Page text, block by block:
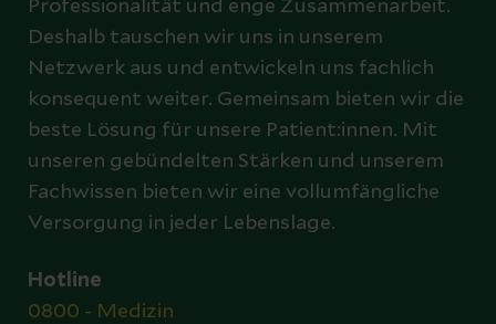
Professionalität und enge Zusammenarbeit.
Deshalb tauschen wir uns in unserem
Netzwerk aus und entwickeln uns fachlich
konsequent weiter. Gemeinsam bieten wir die
beste Lösung für unsere Patient:innen. Mit
unseren gebündelten Stärken und unserem
Fachwissen bieten wir eine vollumfängliche
Versorgung in jeder Lebenslage.
Hotline
0800 - Medizin